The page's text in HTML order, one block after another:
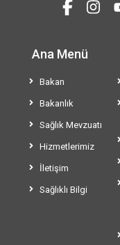
Ana Menü
Bakan
Bakanlık
Sağlık Mevzuatı
Hizmetlerimiz
İletişim
Sağlıklı Bilgi